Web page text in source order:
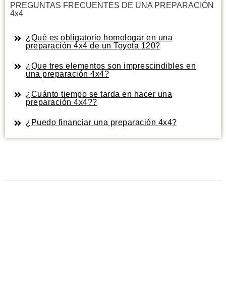
PREGUNTAS FRECUENTES DE UNA PREPARACIÓN
4x4
¿Qué es obligatorio homologar en una
preparación 4x4 de un Toyota 120?
¿Que tres elementos son imprescindibles en
una preparación 4x4?
¿Cuánto tiempo se tarda en hacer una
preparación 4x4??
¿Puedo financiar una preparación 4x4?